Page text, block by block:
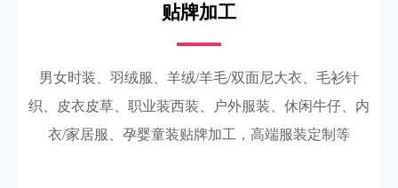
贴牌加工
男女时装、羽绒服、羊绒/羊毛/双面尼大衣、毛衫针
织、皮衣皮草、职业装西装、户外服装、休闲牛仔、内
衣/家居服、孕婴童装贴牌加工，高端服装定制等